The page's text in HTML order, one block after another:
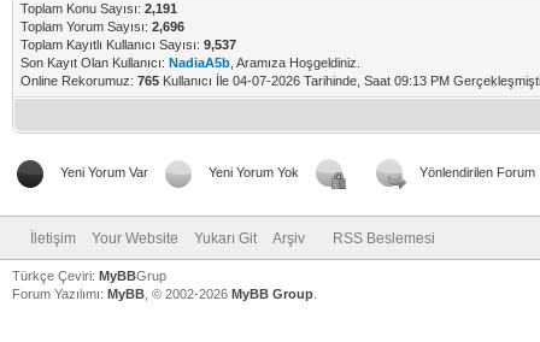
Toplam Konu Sayısı: 2,191
Toplam Yorum Sayısı: 2,696
Toplam Kayıtlı Kullanıcı Sayısı: 9,537
Son Kayıt Olan Kullanıcı: NadiaA5b , Aramıza Hoşgeldiniz.
Online Rekorumuz: 765 Kullanıcı İle 04-07-2026 Tarihinde, Saat 09:13 PM
Yeni Yorum Var Yeni Yorum Yok Yönlendirilen Forum
İletişim Your Website Yukarı Git Arşiv RSS Beslemesi
Türkçe Çeviri: MyBBGrup
Forum Yazılımı: MyBB , © 2002-2026 MyBB Group